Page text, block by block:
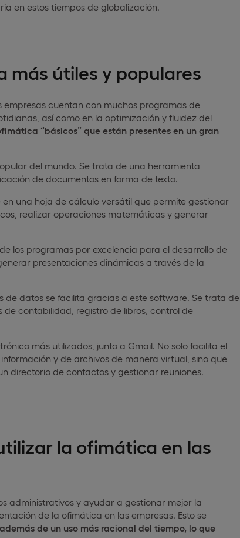
en estos tiempos de globalización.
más útiles y populares
cuentan con muchos programas de
así como en la optimización y fluidez del
“básicos” que están presentes en un gran
del mundo. Se trata de una herramienta
de documentos en forma de texto.
en una hoja de cálculo versátil que permite gestionar
realizar operaciones matemáticas y generar
los programas por excelencia para el desarrollo de
presentaciones dinámicas a través de la
de datos se facilita gracias a este software. Se trata de
contabilidad, registro de libros, control de
más utilizados, junto a Gmail. No solo facilita el
y de archivos de manera virtual, sino que
directorio de contactos y gestionar reuniones.
la ofimática en las
administrativos y ayudar a gestionar mejor la
de la ofimática en las empresas. Esto se
de un uso más racional del tiempo, lo que